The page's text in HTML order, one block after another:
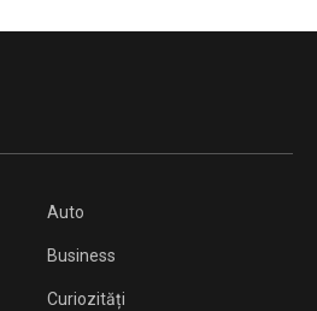
Auto
Business
Curiozități